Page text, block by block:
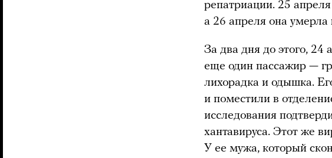
репатриации. 25
а 26 апреля она умерла
За два дня до этого, 24
еще один пассажир —
лихорадка и одышка.
и поместили в
исследования
хантавируса. Этот же
У ее мужа, который